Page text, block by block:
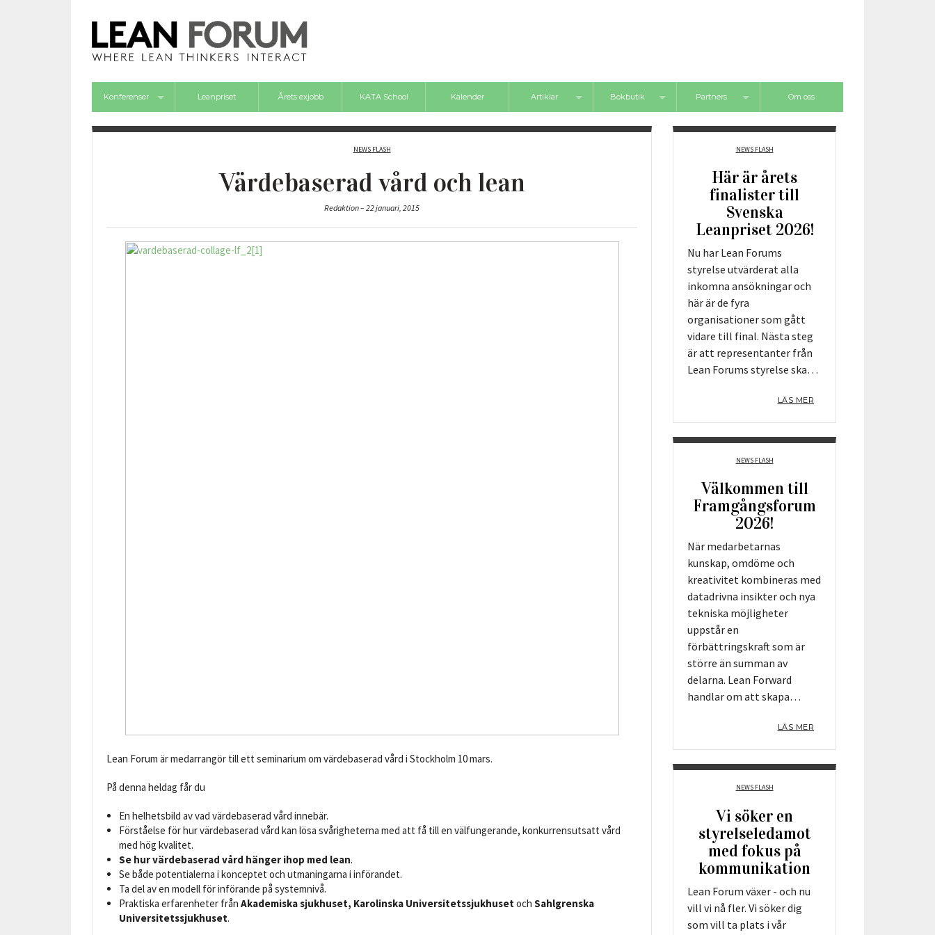
Konferenser
Framgångsforum 2026
Leanpriset Årets exjobb KATA School Kalender Artiklar
Nyheter
Bokbutik
Boktips
Partners
Verktygspartners
Om oss
NEWS FLASH
Värdebaserad vård och lean
Redaktion – 22 januari, 2015
Lean Forum är medarrangör till ett seminarium om värdebaserad vård i Stockholm 10 mars.
På denna heldag får du
En helhetsbild av vad värdebaserad vård innebär.
Förståelse för hur värdebaserad vård kan lösa svårigheterna med att få till en välfungerande, konkurrensutsatt vård
med hög kvalitet.
Se hur värdebaserad vård hänger ihop med lean.
Se både potentialerna i konceptet och utmaningarna i införandet.
Ta del av en modell för införande på systemnivå.
Praktiska erfarenheter från Akademiska sjukhuset, Karolinska Universitetssjukhuset och Sahlgrenska
Universitetssjukhuset.
NEWS FLASH
Här är årets
finalister till
Svenska
Leanpriset 2026!
Nu har Lean Forums
styrelse utvärderat alla
inkomna ansökningar och
här är de fyra
organisationer som gått
vidare till final. Nästa steg
är att representanter från
Lean Forums styrelse ska…
LÄS MER
NEWS FLASH
Välkommen till
Framgångsforum
2026!
När medarbetarnas
kunskap, omdöme och
kreativitet kombineras med
datadrivna insikter och nya
tekniska möjligheter
uppstår en
förbättringskraft som är
större än summan av
delarna. Lean Forward
handlar om att skapa…
LÄS MER
NEWS FLASH
Vi söker en
styrelseledamot
med fokus på
kommunikation
Lean Forum växer - och nu
vill vi nå fler. Vi söker dig
som vill ta plats i vår